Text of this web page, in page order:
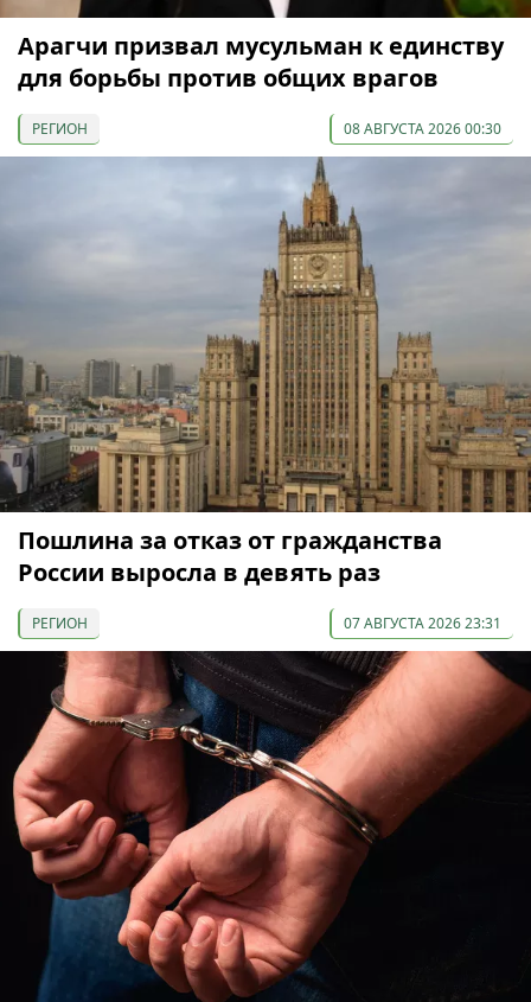
Арагчи призвал мусульман к единству
для борьбы против общих врагов
РЕГИОН 08 АВГУСТА 2026 00:30
Пошлина за отказ от гражданства
России выросла в девять раз
РЕГИОН 07 АВГУСТА 2026 23:31